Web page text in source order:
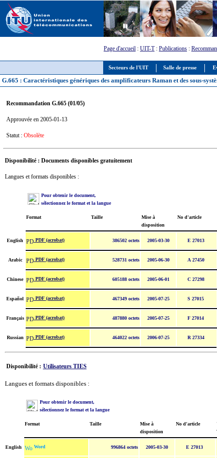
Secteurs de l'UIT Salle de presse
Page d'accueil : UIT-T: Publications :
G.665 : Caractéristiques génériques des amplificateurs Raman et des sous-
Recommandation G.665 (01/05)
Approuvée en 2005-01-13
Statut : Obsolète
Disponibilité : Documents disponibles gratuitement
Langues et formats disponibles :
Pour obtenir le document,
sélectionnez le format et la langue
Format Taille
Mise à
disposition
No d'article
English PDF (acrobat) 386502 octets 2005-03-30 E 27013
Arabic PDF (acrobat) 528731 octets 2005-06-30 A 27450
Chinese PDF (acrobat) 605188 octets 2005-06-01 C 27298
Español PDF (acrobat) 467349 octets 2005-07-25 S 27015
Français PDF (acrobat) 487880 octets 2005-07-25 F 27014
Russian PDF (acrobat) 464022 octets 2006-07-25 R 27334
Disponibilité : Utilisateurs TIES
Langues et formats disponibles :
Pour obtenir le document,
sélectionnez le format et la langue
Format Taille
Mise à
disposition
No d'article
English Word 996864 octets 2005-03-30 E 27013